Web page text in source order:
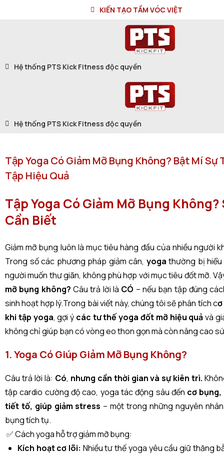
KIẾN TẠO TẦM VÓC VIỆT
Hệ thống PTS Kick Fitness độc quyền
Hệ thống PTS Kick Fitness độc quyền
Tập Yoga Có Giảm Mỡ Bụng Không? Bật Mí Sự
Tập Hiệu Quả
Tập Yoga Có Giảm Mỡ Bụng
Cần Biết
Giảm mỡ bụng luôn là mục tiêu hàng đầu của nhiều người
Trong số các phương pháp giảm cân, yogathường bị hiểu
người muốn thư giãn, không phù hợp với mục tiêu đốt mỡ.
mỡ bụng không? Câu trả lời là CÓ – nếu bạn tập đúng
sinh hoạt hợp lý.Trong bài viết này, chúng tôi sẽ phân tích c
khi tập yoga, gợi ý các tư thế yoga đốt mỡ hiệu quảvà
không chỉ giúp bạn có vòng eo thon gọn mà còn nâng cao
1. Yoga Có Giúp Giảm Mỡ Bụng Không?
Câu trả lời là: Có, nhưng cần thời gian và sự kiên trì.
tập cardio cường độ cao, yoga tác động sâu đến cơ
tiết tố, giúp giảm stress – một trong những nguyên
bụng tích tụ.
✅ Cách yoga hỗ trợ giảm mỡ bụng:
Kích hoạt cơ lõi: Nhiều tư thế yoga yêu cầu giữ thăng